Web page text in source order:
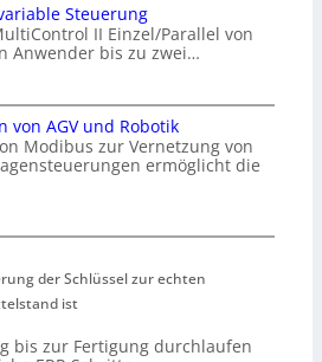
Steuerung
II Einzel/Parallel von
Anwender bis zu zwei…
von AGV und Robotik
Modibus zur Vernetzung von
ermöglicht die
der Schlüssel zur echten
ist
bis zur Fertigung durchlaufen